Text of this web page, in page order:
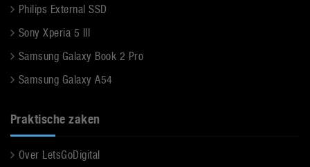
Philips External SSD
Sony Xperia 5 III
Samsung Galaxy Book 2 Pro
Samsung Galaxy A54
Praktische zaken
Over LetsGoDigital